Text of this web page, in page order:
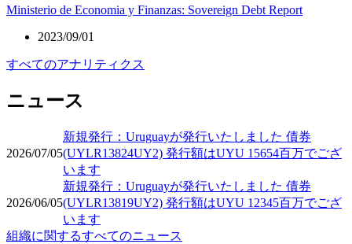
Ministerio de Economia y Finanzas: Sovereign Debt Report
2023/09/01
すべてのアナリティクス
ニュース
2026/07/05
新規発行：Uruguayが発行いたしました 債券
(UYLR13824UY2) 発行額はUYU 15654百万でござ
います
2026/06/05
新規発行：Uruguayが発行いたしました 債券
(UYLR13819UY2) 発行額はUYU 12345百万でござ
います
組織に関するすべてのニュース